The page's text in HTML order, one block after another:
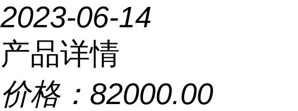
2023-06-14
产品详情
价格： 82000.00